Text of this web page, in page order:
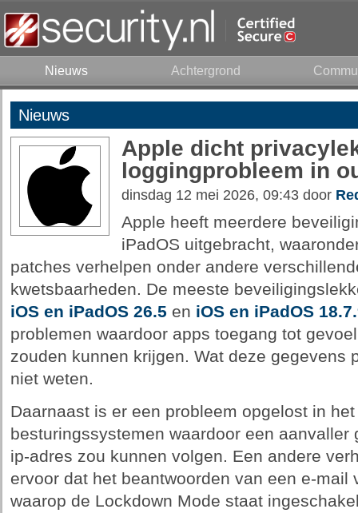
Nieuws Achtergrond
Nieuws
Apple dicht
loggingprobleem in
dinsdag 12 mei 2026, 09:43 door
Apple heeft meerdere
iPadOS uitgebracht,
patches verhelpen onder andere
kwetsbaarheden. De meeste
iOS en iPadOS 26.5 en iOS en iPadOS
problemen waardoor apps toegang tot
zouden kunnen krijgen. Wat deze gegevens
niet weten.
Daarnaast is er een probleem opgelost in
besturingssystemen waardoor een
ip-adres zou kunnen volgen. Een andere
ervoor dat het beantwoorden van een e-mail
waarop de Lockdown Mode staat